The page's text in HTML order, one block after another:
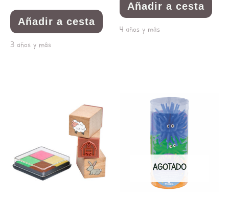
Añadir a cesta
3 años y más
Añadir a cesta
4 años y más
AGOTADO